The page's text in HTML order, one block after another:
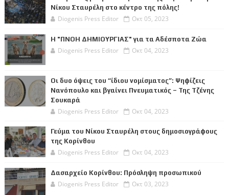
Νίκου Σταυρέλη στο κέντρο της πόλης!
Diogenis Press Editor Οκτ 05, 2023
Η "ΠΝΟΗ ΔΗΜΙΟΥΡΓΙΑΣ" για τα Αδέσποτα Ζώα
Diogenis Press Editor Οκτ 04, 2023
Οι δυο όψεις του “ίδιου νομίσματος”: Ψηφίζεις
Νανόπουλο και βγαίνει Πνευματικός – Της Τζένης
Σουκαρά
Diogenis Press Editor Οκτ 04, 2023
Γεύμα του Νίκου Σταυρέλη στους δημοσιογράφους
της Κορίνθου
Diogenis Press Editor Οκτ 04, 2023
Δασαρχείο Κορίνθου: Πρόσληψη προσωπικού
Diogenis Press Editor Οκτ 03, 2023